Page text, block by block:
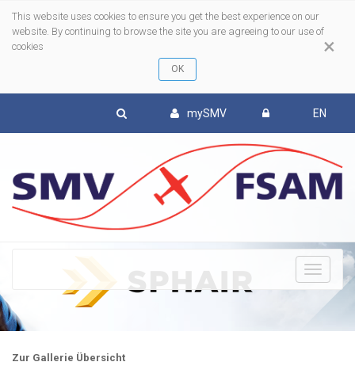
×
This website uses cookies to ensure you get the best experience on our
website. By continuing to browse the site you are agreeing to our use of
cookies
mySMV EN
Zur Gallerie Übersicht